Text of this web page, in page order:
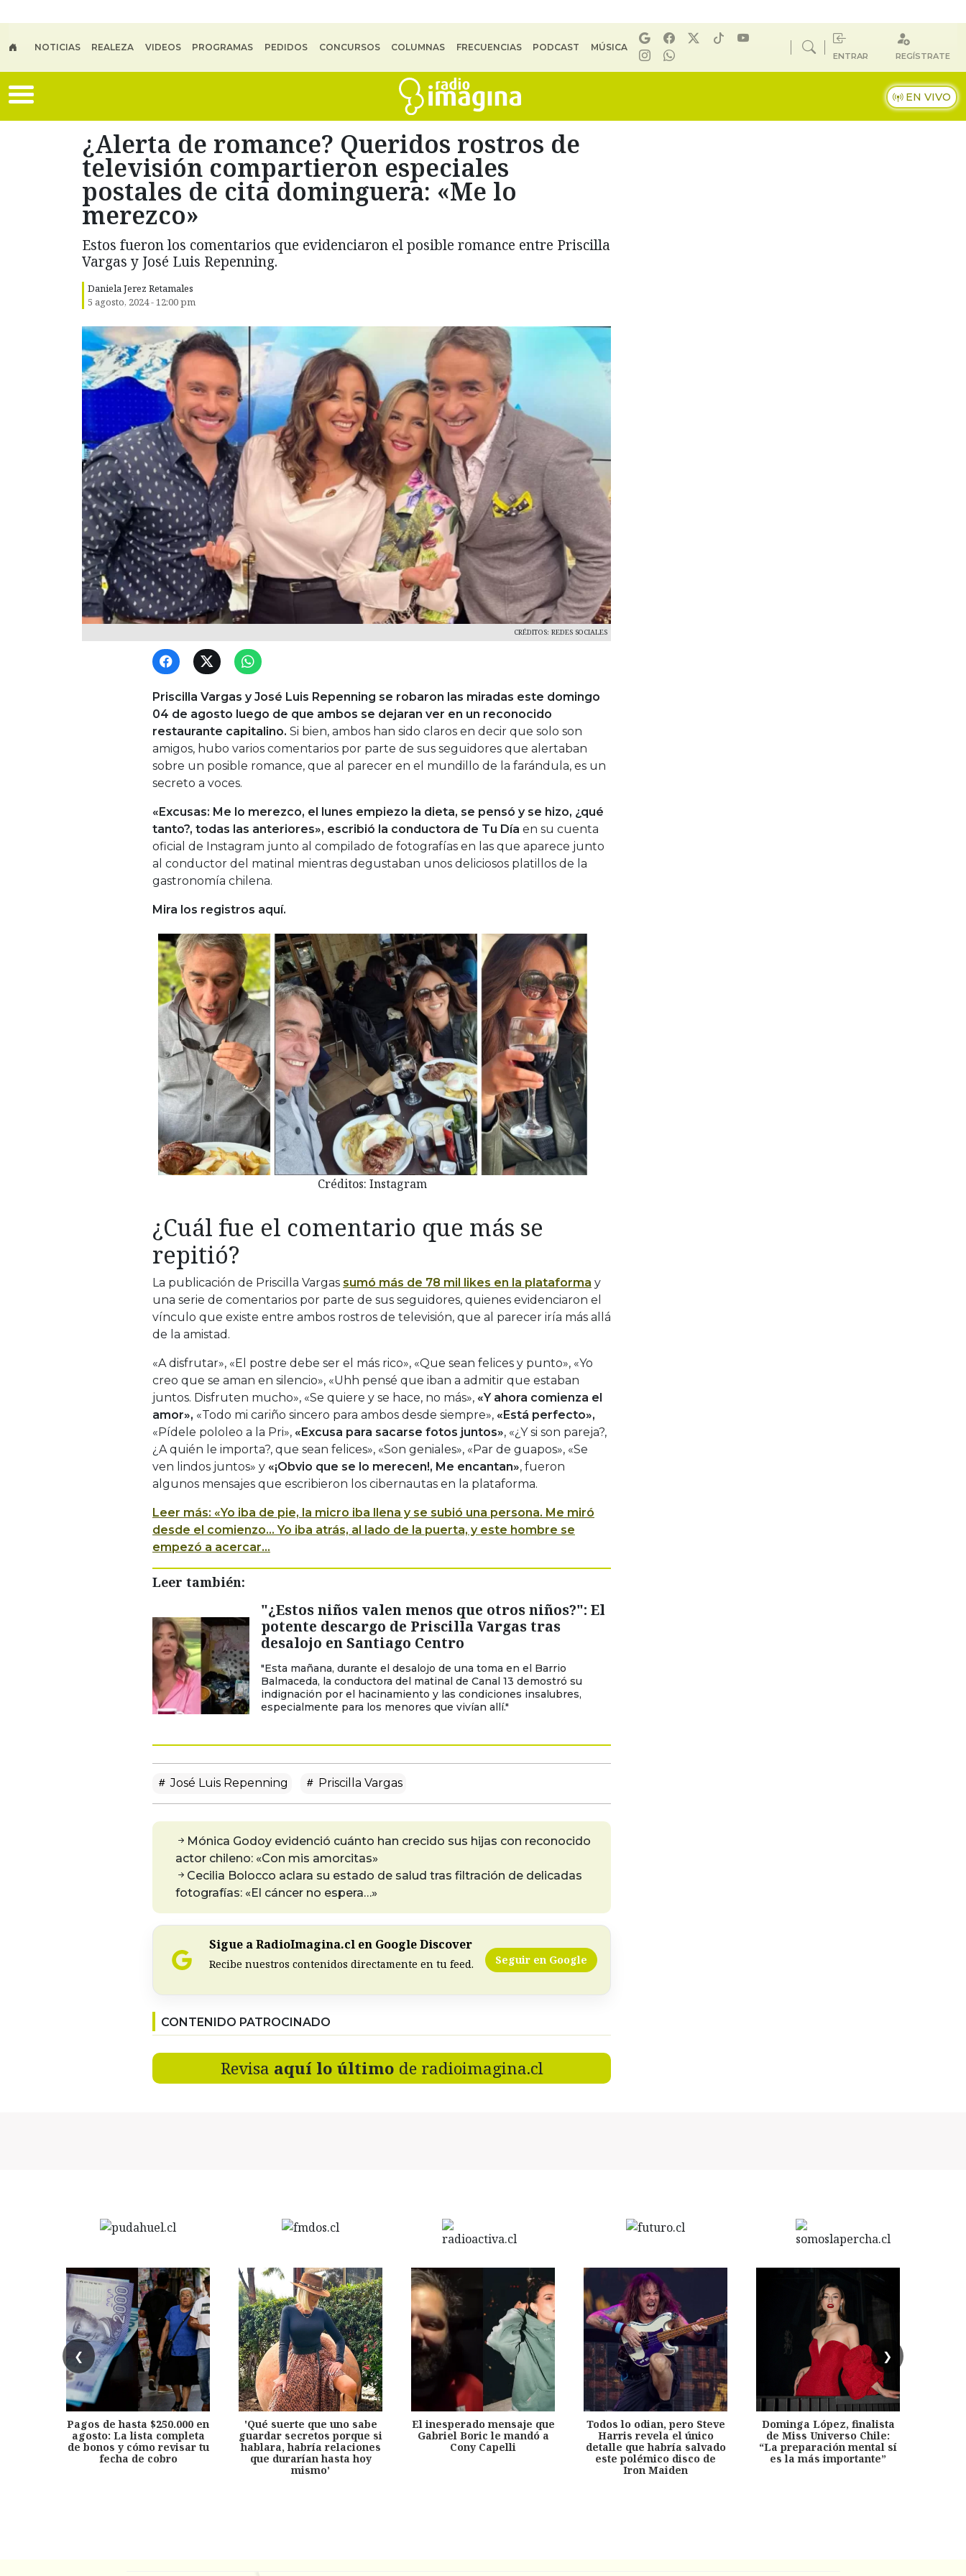
NOTICIAS REALEZA VIDEOS PROGRAMAS PEDIDOS CONCURSOS COLUMNAS FRECUENCIAS PODCAST MÚSICA
ENTRAR REGÍSTRATE
EN VIVO
¿Alerta de romance? Queridos rostros de
televisión compartieron especiales
postales de cita dominguera: «Me lo
merezco»
Estos fueron los comentarios que evidenciaron el posible romance entre Priscilla
Vargas y José Luis Repenning.
Daniela Jerez Retamales
5 agosto, 2024 - 12:00 pm
CRÉDITOS: REDES SOCIALES
Priscilla Vargas y José Luis Repenning se robaron las miradas este domingo
04 de agosto luego de que ambos se dejaran ver en un reconocido
restaurante capitalino. Si bien, ambos han sido claros en decir que solo son
amigos, hubo varios comentarios por parte de sus seguidores que alertaban
sobre un posible romance, que al parecer en el mundillo de la farándula, es un
secreto a voces.
«Excusas: Me lo merezco, el lunes empiezo la dieta, se pensó y se hizo, ¿qué
tanto?, todas las anteriores», escribió la conductora de Tu Día en su cuenta
oficial de Instagram junto al compilado de fotografías en las que aparece junto
al conductor del matinal mientras degustaban unos deliciosos platillos de la
gastronomía chilena.
Mira los registros aquí.
Créditos: Instagram
¿Cuál fue el comentario que más se
repitió?
La publicación de Priscilla Vargas sumó más de 78 mil likes en la plataforma y
una serie de comentarios por parte de sus seguidores, quienes evidenciaron el
vínculo que existe entre ambos rostros de televisión, que al parecer iría más allá
de la amistad.
«A disfrutar», «El postre debe ser el más rico», «Que sean felices y punto», «Yo
creo que se aman en silencio», «Uhh pensé que iban a admitir que estaban
juntos. Disfruten mucho», «Se quiere y se hace, no más», «Y ahora comienza el
amor», «Todo mi cariño sincero para ambos desde siempre», «Está perfecto»,
«Pídele pololeo a la Pri», «Excusa para sacarse fotos juntos», «¿Y si son pareja?,
¿A quién le importa?, que sean felices», «Son geniales», «Par de guapos», «Se
ven lindos juntos» y «¡Obvio que se lo merecen!, Me encantan», fueron
algunos mensajes que escribieron los cibernautas en la plataforma.
Leer más: «Yo iba de pie, la micro iba llena y se subió una persona. Me miró
desde el comienzo… Yo iba atrás, al lado de la puerta, y este hombre se
empezó a acercar…
Leer también:
"¿Estos niños valen menos que otros niños?": El
potente descargo de Priscilla Vargas tras
desalojo en Santiago Centro
"Esta mañana, durante el desalojo de una toma en el Barrio
Balmaceda, la conductora del matinal de Canal 13 demostró su
indignación por el hacinamiento y las condiciones insalubres,
especialmente para los menores que vivían allí."
José Luis Repenning Priscilla Vargas
Mónica Godoy evidenció cuánto han crecido sus hijas con reconocido
actor chileno: «Con mis amorcitas»
Cecilia Bolocco aclara su estado de salud tras filtración de delicadas
fotografías: «El cáncer no espera…»
Sigue a RadioImagina.cl en Google Discover
Recibe nuestros contenidos directamente en tu feed. Seguir en Google
CONTENIDO PATROCINADO
Revisa aquí lo último de radioimagina.cl
❮ ❯
Pagos de hasta $250.000 en
agosto: La lista completa
de bonos y cómo revisar tu
fecha de cobro
'Qué suerte que uno sabe
guardar secretos porque si
hablara, habría relaciones
que durarían hasta hoy
mismo'
El inesperado mensaje que
Gabriel Boric le mandó a
Cony Capelli
Todos lo odian, pero Steve
Harris revela el único
detalle que habría salvado
este polémico disco de
Iron Maiden
Dominga López, finalista
de Miss Universo Chile:
“La preparación mental sí
es la más importante”